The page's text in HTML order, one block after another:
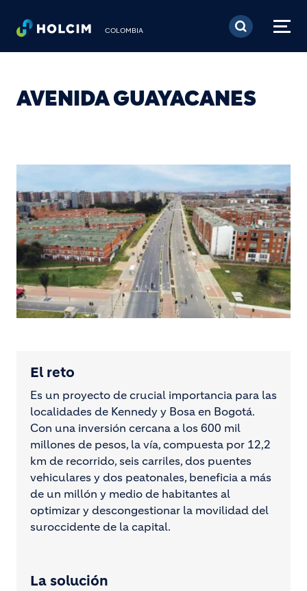
Pasar al contenido
COLOMBIA
AVENIDA GUAYACANES
El reto
Es un proyecto de crucial importancia para las
localidades de Kennedy y Bosa en Bogotá.
Con una inversión cercana a los 600 mil
millones de pesos, la vía, compuesta por 12,2
km de recorrido, seis carriles, dos puentes
vehiculares y dos peatonales, beneficia a más
de un millón y medio de habitantes al
optimizar y descongestionar la movilidad del
suroccidente de la capital.
La solución